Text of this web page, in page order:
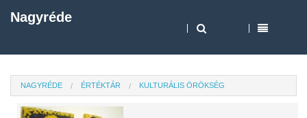
Nagyréde
NAGYRÉDE ÉRTÉKTÁR KULTURÁLIS ÖRÖKSÉG